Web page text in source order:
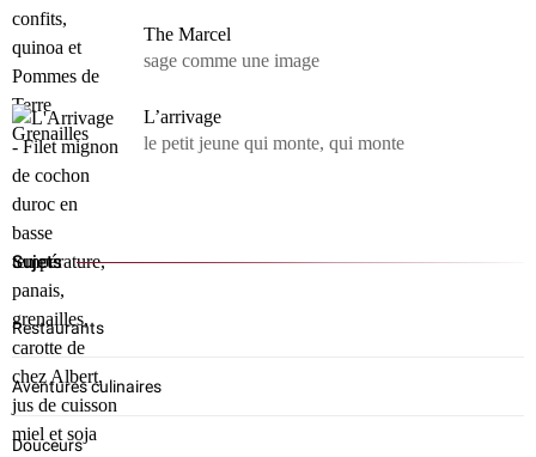
The Marcel
sage comme une image
L’arrivage
le petit jeune qui monte, qui monte
Sujets
Restaurants
Aventures culinaires
Douceurs